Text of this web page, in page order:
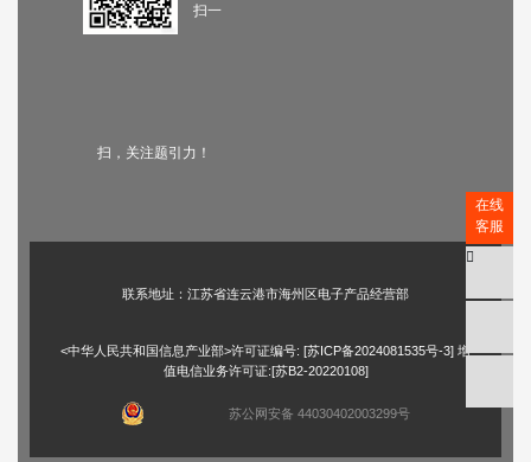
扫一
扫，关注题引力！
联系地址：江苏省连云港市海州区电子产品经营部
<中华人民共和国信息产业部>许可证编号: [苏ICP备2024081535号-3] 增
值电信业务许可证:[苏B2-20220108]
苏公网安备 44030402003299号
在线
客服